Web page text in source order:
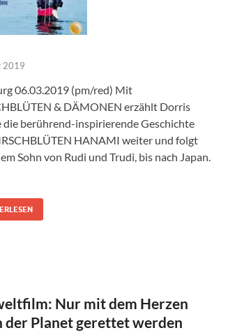
2019
06.03.2019 (pm/red) Mit
& DÄMONEN erzählt Dorris
die berührend-inspirierende Geschichte
HANAMI weiter und folgt
Sohn von Rudi und Trudi, bis nach Japan.
Nur mit dem Herzen
der Planet gerettet werden